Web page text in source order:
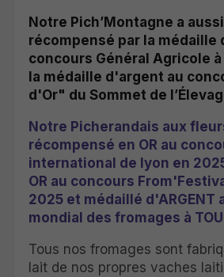
Notre Pich’Montagne a
récompensé par la médaille
concours Général Agricole
la médaille d'argent au
d'Or" du Sommet de
Notre Picherandais aux
récompensé en OR au
international de lyon en
OR au concours
2025 et médaillé d'ARGENT
mondial des fromages à
Tous nos fromages sont
lait de nos propres vaches